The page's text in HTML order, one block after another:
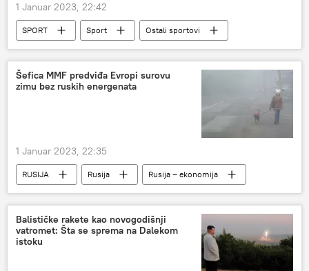
1 Januar 2023, 22:42
SPORT Sport
Ostali sportovi
Sputnjikov paketić 2023
Šefica MMF predviđa Evropi surovu
zimu bez ruskih energenata
1 Januar 2023, 22:35
RUSIJA Rusija
Rusija – ekonomija
Svet – ekonomija
Balističke rakete kao novogodišnji
vatromet: Šta se sprema na Dalekom
istoku